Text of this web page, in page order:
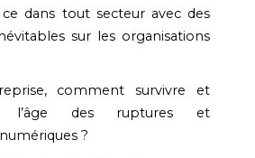
dans tout secteur avec des
sur les organisations
comment survivre et
l’âge des ruptures et
?